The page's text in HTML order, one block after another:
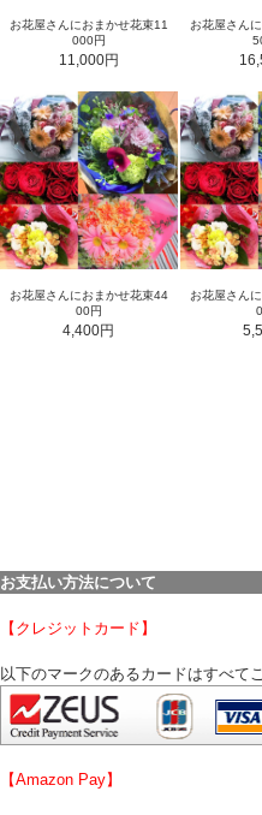
お花屋さんにおまかせ花束11
000円
11,000円
お花屋さん
お花屋さんにおまかせ花束44
00円
4,400円
お花屋さん
お支払い方法について
【クレジットカード】
以下のマークのあるカードはすべて
【Amazon Pay】